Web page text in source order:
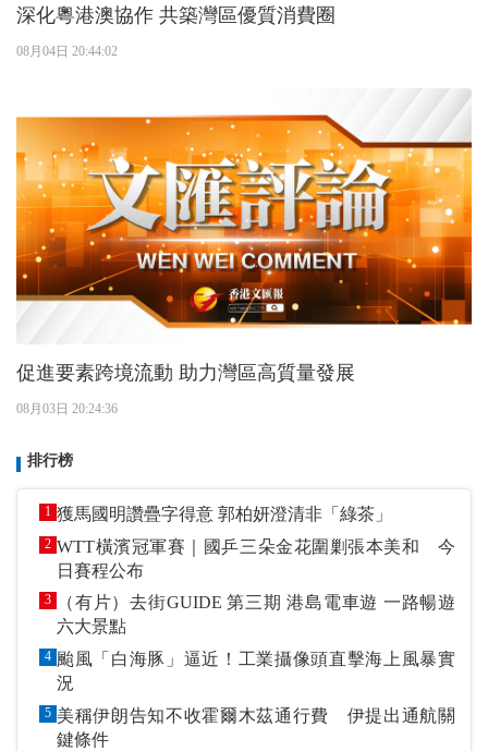
深化粵港澳協作 共築灣區優質消費圈
08月04日 20:44:02
促進要素跨境流動 助力灣區高質量發展
08月03日 20:24:36
排行榜
1 獲馬國明讚疊字得意 郭柏妍澄清非「綠茶」
2 WTT橫濱冠軍賽｜國乒三朵金花圍剿張本美和 今
日賽程公布
3
（有片）去街GUIDE 第三期 港島電車遊 一路暢遊
六大景點
4 颱風「白海豚」逼近！工業攝像頭直擊海上風暴實
況
5 美稱伊朗告知不收霍爾木茲通行費 伊提出通航關
鍵條件